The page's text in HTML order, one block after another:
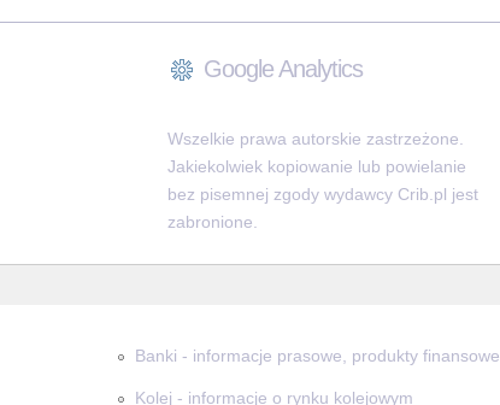
Google Analytics
Wszelkie prawa autorskie zastrzeżone.
Jakiekolwiek kopiowanie lub powielanie
bez pisemnej zgody wydawcy Crib.pl jest
zabronione.
Banki - informacje prasowe, produkty finansowe
Kolej - informacje o rynku kolejowym